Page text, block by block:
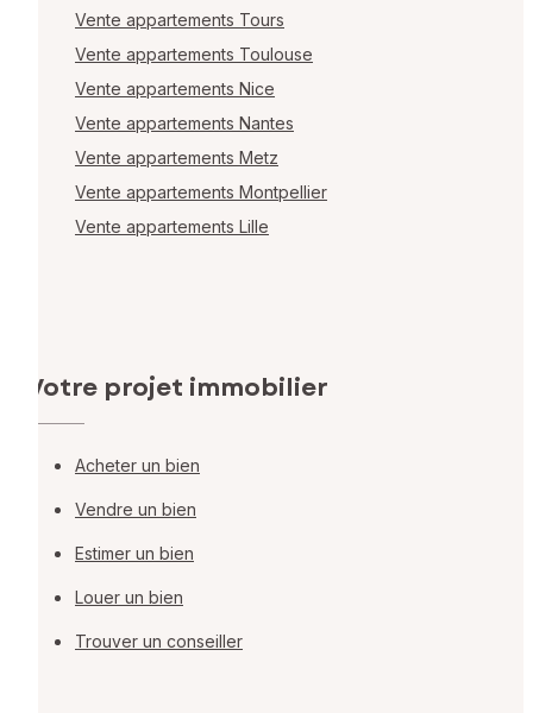
Vente appartements Tours
Vente appartements Toulouse
Vente appartements Nice
Vente appartements Nantes
Vente appartements Metz
Vente appartements Montpellier
Vente appartements Lille
Votre projet immobilier
Acheter un bien
Vendre un bien
Estimer un bien
Louer un bien
Trouver un conseiller